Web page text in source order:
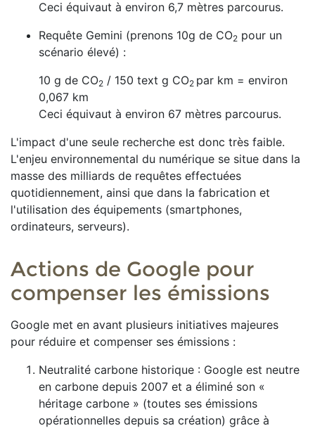
Ceci équivaut à environ 6,7 mètres parcourus.
Requête Gemini (prenons 10g de CO2 ​ pour un
scénario élevé) :
10 g de CO2 / 150 text g CO2 par km = environ
0,067 km
Ceci équivaut à environ 67 mètres parcourus.
L'impact d'une seule recherche est donc très faible.
L'enjeu environnemental du numérique se situe dans la
masse des milliards de requêtes effectuées
quotidiennement, ainsi que dans la fabrication et
l'utilisation des équipements (smartphones,
ordinateurs, serveurs).
Actions de Google pour
compenser les émissions
Google met en avant plusieurs initiatives majeures
pour réduire et compenser ses émissions :
Neutralité carbone historique : Google est neutre
en carbone depuis 2007 et a éliminé son «
héritage carbone » (toutes ses émissions
opérationnelles depuis sa création) grâce à